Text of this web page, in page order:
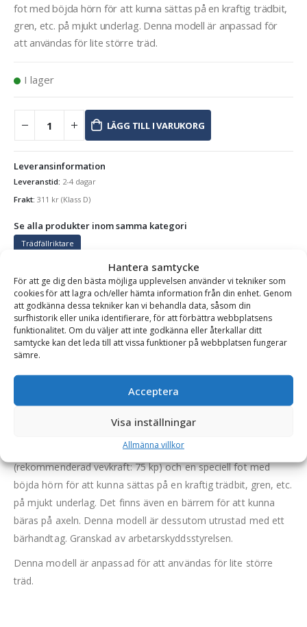
Hantera samtycke
För att ge dig den bästa möjliga upplevelsen använder vi tekniker som
cookies för att lagra och/eller hämta information från din enhet. Genom
att godkänna dessa tekniker kan vi behandla data, såsom din
surfhistorik eller unika identifierare, för att förbättra webbplatsens
funktionalitet. Om du väljer att inte godkänna eller återkallar ditt
samtycke kan det leda till att vissa funktioner på webbplatsen fungerar
sämre.
Acceptera
Visa inställningar
Allmänna villkor
fot med böjda hörn för att kunna sättas på en kraftig trädbit,
gren, etc. på mjukt underlag. Denna modell är anpassad för
att användas för lite större träd.
I lager
LÄGG TILL I VARUKORG
Leveransinformation
Leveranstid: 2-4 dagar
Frakt: 311 kr (Klass D)
Se alla produkter inom samma kategori
Trädfällriktare
BESKRIVNING
Trädfällriktare RH Pusher 4 – maxtryck 2550 kg,
Trädfällriktaren är ett oumbärligt verktyg för säker fällning av
träd längs vägar, kraftledningar och intill hus samt vid riktad
Trädfällriktaren är utrustad med säkerhetsvev
(rekommenderad vevkraft: 75 kp) och en speciell fot med
böjda hörn för att kunna sättas på en kraftig trädbit, gren, etc.
på mjukt underlag. Det finns även en bärrem för att kunna
bäras på axeln. Denna modell är dessutom utrustad med ett
bärhandtag. Granskad av arbetarskyddsstyrelsen.
Denna modell är anpassad för att användas för lite större
träd.